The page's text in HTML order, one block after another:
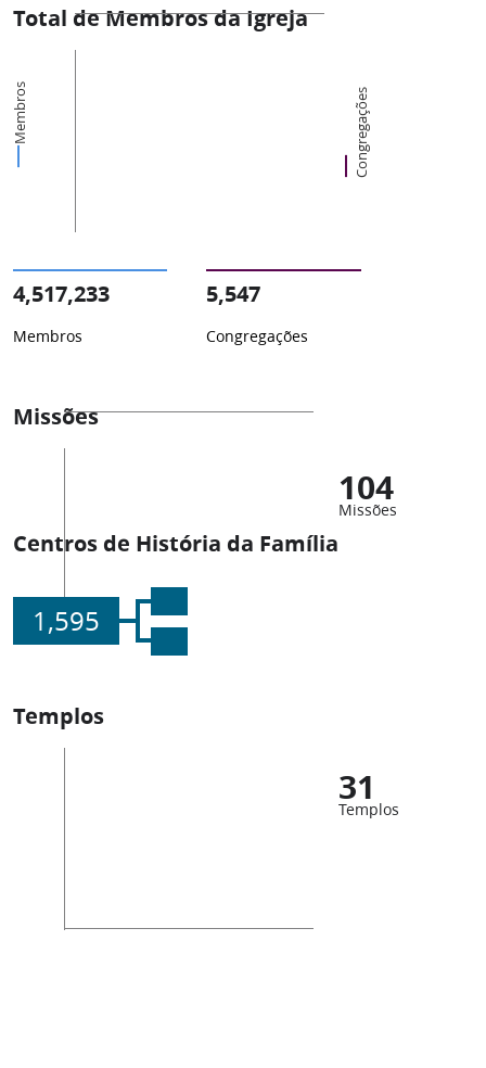
Total de Membros da Igreja
Membros Congregações
4,517,233
Membros
5,547
Congregações
Missões
104
Missões
Centros de História da Família
1,595
Templos
31
Templos